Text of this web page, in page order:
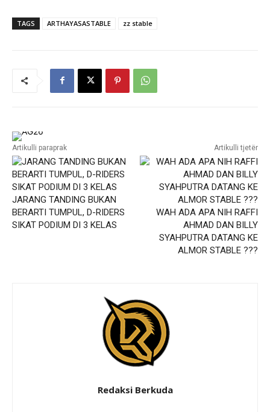
TAGS ARTHAYASASTABLE zz stable
Artikulli paraprak
JARANG TANDING BUKAN
BERARTI TUMPUL, D-RIDERS
SIKAT PODIUM DI 3 KELAS
Artikulli tjetër
WAH ADA APA NIH RAFFI
AHMAD DAN BILLY
SYAHPUTRA DATANG KE
ALMOR STABLE ???
Redaksi Berkuda